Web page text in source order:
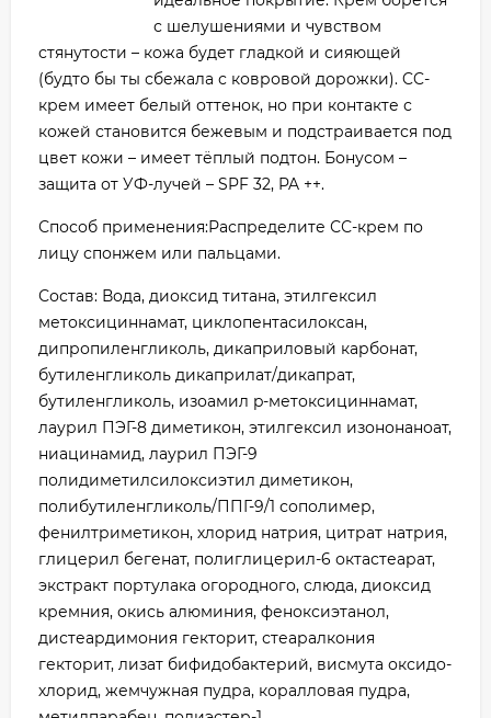
с шелушениями и чувством
стянутости – кожа будет гладкой и сияющей
(будто бы ты сбежала с ковровой дорожки). CC-
крем имеет белый оттенок, но при контакте с
кожей становится бежевым и подстраивается под
цвет кожи – имеет тёплый подтон. Бонусом –
защита от УФ-лучей – SPF 32, PA ++.
Способ применения:Распределите СС-крем по
лицу спонжем или пальцами.
Состав: Вода, диоксид титана, этилгексил
метоксициннамат, циклопентасилоксан,
дипропиленгликоль, дикаприловый карбонат,
бутиленгликоль дикаприлат/дикапрат,
бутиленгликоль, изоамил p-метоксициннамат,
лаурил ПЭГ-8 диметикон, этилгексил изононаноат,
ниацинамид, лаурил ПЭГ-9
полидиметилсилоксиэтил диметикон,
полибутиленгликоль/ППГ-9/1 сополимер,
фенилтриметикон, хлорид натрия, цитрат натрия,
глицерил бегенат, полиглицерил-6 октастеарат,
экстракт портулака огородного, слюда, диоксид
кремния, окись алюминия, феноксиэтанол,
дистеардимония гекторит, стеаралкония
гекторит, лизат бифидобактерий, висмута оксидо-
хлорид, жемчужная пудра, коралловая пудра,